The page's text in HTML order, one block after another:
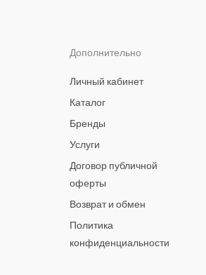
Дополнительно
Личный кабинет
Каталог
Бренды
Услуги
Договор публичной
оферты
Возврат и обмен
Политика
конфиденциальности